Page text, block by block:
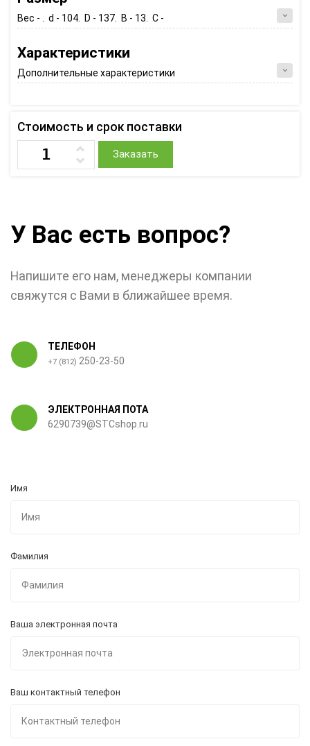
Вес - . d - 104. D - 137. B - 13. C -
Характеристики
Дополнительные характеристики
Стоимость и срок поставки
Заказать
У Вас есть вопрос?
Напишите его нам, менеджеры компании
свяжутся с Вами в ближайшее время.
ТЕЛЕФОН
+7 (812) 250-23-50
ЭЛЕКТРОННАЯ ПОТА
6290739@STCshop.ru
Имя
Фамилия
Ваша электронная почта
Ваш контактный телефон